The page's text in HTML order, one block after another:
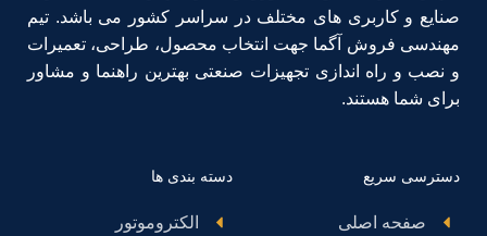
صنایع و کاربری های مختلف در سراسر کشور می باشد. تیم
مهندسی فروش آگما جهت انتخاب محصول، طراحی، تعمیرات
و نصب و راه اندازی تجهیزات صنعتی بهترین راهنما و مشاور
برای شما هستند.
دسترسی سریع
صفحه اصلی
دسته بندی ها
الکتروموتور